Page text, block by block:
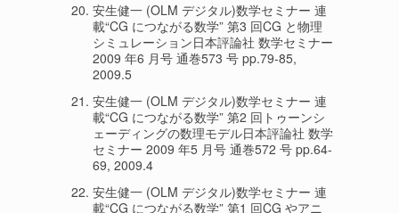
安生健一 (OLM デジタル)数学セミナー 連
載“CG につながる数学” 第3 回CG と物理
シミュレーション日本評論社 数学セミナー
2009 年6 月号 通巻573 号 pp.79-85,
2009.5
安生健一 (OLM デジタル)数学セミナー 連
載“CG につながる数学” 第2 回トゥーンシ
ェーディングの数理モデル日本評論社 数学
セミナー 2009 年5 月号 通巻572 号 pp.64-
69, 2009.4
安生健一 (OLM デジタル)数学セミナー 連
載“CG につながる数学” 第1 回CG やアニ